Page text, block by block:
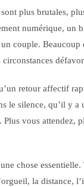
plus brutales,
numérique, un
couple.
circonstances
retour affectif
le silence, qu’il y
Plus vous attendez,
chose
la distance,